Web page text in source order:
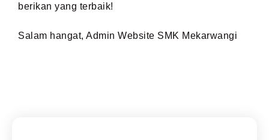
berikan yang terbaik!
Salam hangat, Admin Website SMK Mekarwangi